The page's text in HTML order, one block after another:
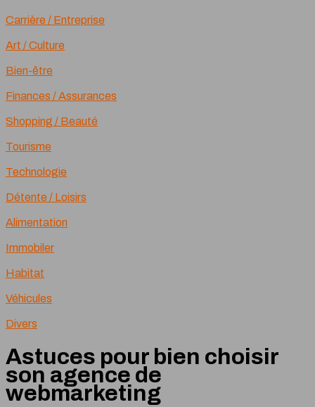
Carrière / Entreprise
Art / Culture
Bien-être
Finances / Assurances
Shopping / Beauté
Tourisme
Technologie
Détente / Loisirs
Alimentation
Immobiler
Habitat
Véhicules
Divers
Astuces pour bien choisir
son agence de
webmarketing